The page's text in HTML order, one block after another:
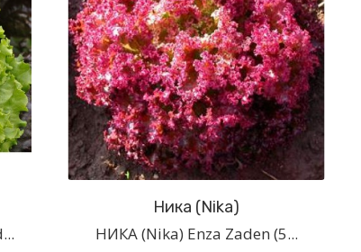
Ника (Nika)
НИКА (Nika) Enza Zaden (5...